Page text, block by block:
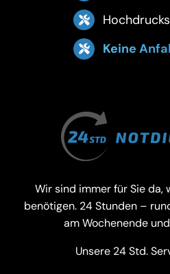
Keine
Wir sind immer für Sie da,
benötigen. 24 Stunden –
am Wochenende
Unsere 24 Std.